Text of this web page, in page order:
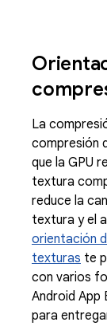
La
compresión
que la GPU
textura
reduce la
textura y el
orientación
texturas te
con varios
Android App
para